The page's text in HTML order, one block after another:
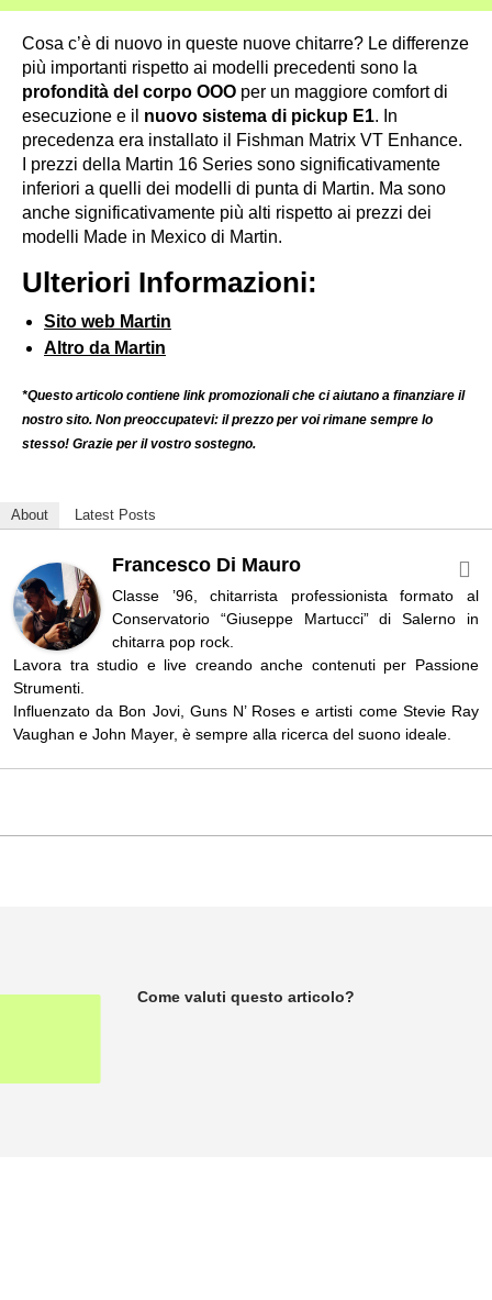
Cosa c’è di nuovo in queste nuove chitarre? Le differenze
più importanti rispetto ai modelli precedenti sono la
profondità del corpo OOO per un maggiore comfort di
esecuzione e il nuovo sistema di pickup E1. In
precedenza era installato il Fishman Matrix VT Enhance.
I prezzi della Martin 16 Series sono significativamente
inferiori a quelli dei modelli di punta di Martin. Ma sono
anche significativamente più alti rispetto ai prezzi dei
modelli Made in Mexico di Martin.
Ulteriori Informazioni:
Sito web Martin
Altro da Martin
*Questo articolo contiene link promozionali che ci aiutano a finanziare il
nostro sito. Non preoccupatevi: il prezzo per voi rimane sempre lo
stesso! Grazie per il vostro sostegno.
About Latest Posts
Francesco Di Mauro
Classe ’96, chitarrista professionista formato al
Conservatorio “Giuseppe Martucci” di Salerno in
chitarra pop rock.
Lavora tra studio e live creando anche contenuti per Passione
Strumenti.
Influenzato da Bon Jovi, Guns N’ Roses e artisti come Stevie Ray
Vaughan e John Mayer, è sempre alla ricerca del suono ideale.
Come valuti questo articolo?